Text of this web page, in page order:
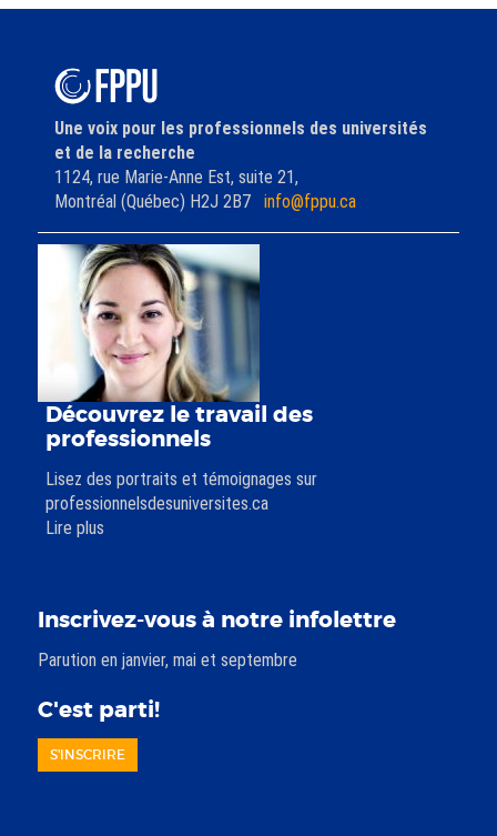
Une voix pour les professionnels des universités
et de la recherche
1124, rue Marie-Anne Est, suite 21,
Montréal (Québec) H2J 2B7 info@fppu.ca
Découvrez le travail des
professionnels
Lisez des portraits et témoignages sur
professionnelsdesuniversites.ca
Lire plus
Inscrivez-vous à notre infolettre
Parution en janvier, mai et septembre
C'est parti!
S'INSCRIRE